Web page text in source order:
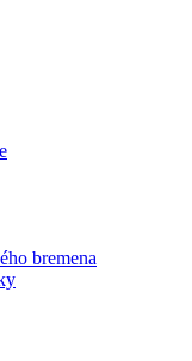
bremena